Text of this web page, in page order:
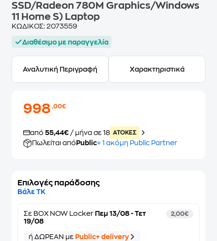
SSD/Radeon 780M Graphics/Windows
11 Home S) Laptop
ΚΩΔΙΚΟΣ: 2073559
Διαθέσιμο με παραγγελία
Αναλυτική Περιγραφή Χαρακτηριστικά
998,00€
από 55,44€ / μήνα σε 18 ATOKEΣ
Πωλείται από Public+ 1 ακόμη Public Partner
Επιλογές παράδοσης
Βάλε ΤΚ
Σε BOX NOW Locker Πεμ 13/08 - Τετ
19/08
2,00€
ή ΔΩΡΕΑΝ με Public+ delivery